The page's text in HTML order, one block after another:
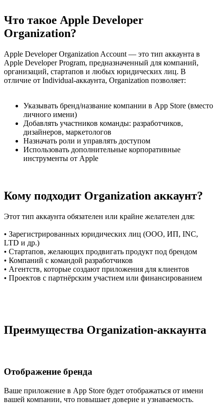
Что такое Apple Developer
Organization?
Apple Developer Organization Account — это тип аккаунта в
Apple Developer Program, предназначенный для компаний,
организаций, стартапов и любых юридических лиц. В
отличие от Individual-аккаунта, Organization позволяет:
Указывать бренд/название компании в App Store (вместо
личного имени)
Добавлять участников команды: разработчиков,
дизайнеров, маркетологов
Назначать роли и управлять доступом
Использовать дополнительные корпоративные
инструменты от Apple
Кому подходит Organization аккаунт?
Этот тип аккаунта обязателен или крайне желателен для:
• Зарегистрированных юридических лиц (ООО, ИП, INC,
LTD и др.)
• Стартапов, желающих продвигать продукт под брендом
• Компаний с командой разработчиков
• Агентств, которые создают приложения для клиентов
• Проектов с партнёрским участием или финансированием
Преимущества Organization-аккаунта
Отображение бренда
Ваше приложение в App Store будет отображаться от имени
вашей компании, что повышает доверие и узнаваемость.